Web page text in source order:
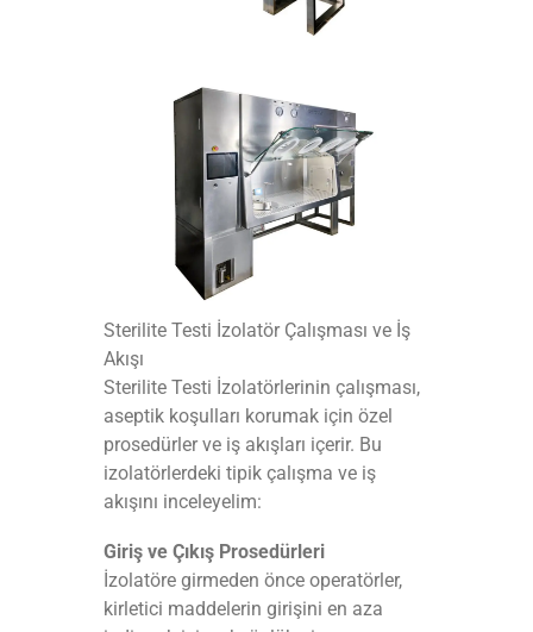
Sterilite Testi İzolatör Çalışması ve İş
Akışı
Sterilite Testi İzolatörlerinin çalışması,
aseptik koşulları korumak için özel
prosedürler ve iş akışları içerir. Bu
izolatörlerdeki tipik çalışma ve iş
akışını inceleyelim:
Giriş ve Çıkış Prosedürleri
İzolatöre girmeden önce operatörler,
kirletici maddelerin girişini en aza